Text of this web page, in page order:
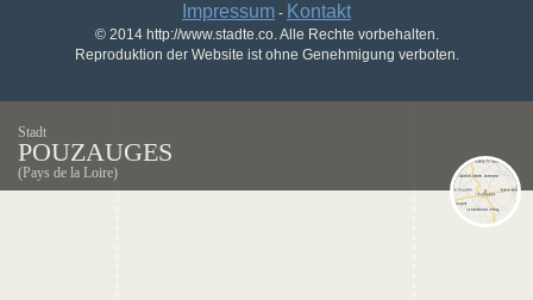
Impressum - Kontakt
© 2014 http://www.stadte.co. Alle Rechte vorbehalten.
Reproduktion der Website ist ohne Genehmigung verboten.
Stadt
POUZAUGES
(Pays de la Loire)